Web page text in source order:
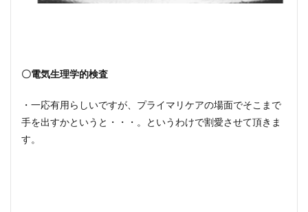
〇電気生理学的検査
・一応有用らしいですが、プライマリケアの場面でそこまで
手を出すかというと・・・。というわけで割愛させて頂きま
す。